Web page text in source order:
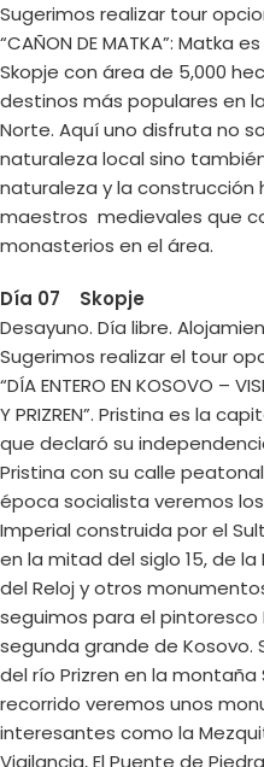
Sugerimos realizar tour
“CAÑON DE MATKA”:
Skopje con área de 5,000
destinos más populares en
Norte. Aquí uno disfruta no
naturaleza local sino
naturaleza y la construcción
maestros medievales que
monasterios en el área.
Día 07 Skopje
Desayuno. Día libre.
Sugerimos realizar el tour
“DÍA ENTERO EN KOSOVO –
Y PRIZREN”. Pristina es la
que declaró su
Pristina con su calle
época socialista veremos
Imperial construida por el
en la mitad del siglo 15, de
del Reloj y otros
seguimos para el pintoresco
segunda grande de Kosovo.
del río Prizren en la montaña
recorrido veremos unos
interesantes como la
Vigilancia, El Puente de